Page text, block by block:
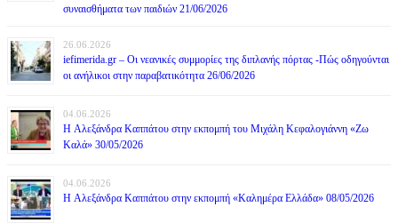
συναισθήματα των παιδιών 21/06/2026
26.06.2026
iefimerida.gr – Οι νεανικές συμμορίες της διπλανής πόρτας -Πώς οδηγούνται
οι ανήλικοι στην παραβατικότητα 26/06/2026
04.06.2026
H Αλεξάνδρα Καππάτου στην εκπομπή του Μιχάλη Κεφαλογιάννη «Ζω
Καλά» 30/05/2026
04.06.2026
H Αλεξάνδρα Καππάτου στην εκπομπή «Καλημέρα Ελλάδα» 08/05/2026